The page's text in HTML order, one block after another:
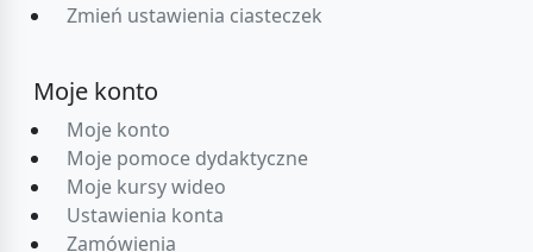
Zmień ustawienia ciasteczek
Moje konto
Moje konto
Moje pomoce dydaktyczne
Moje kursy wideo
Ustawienia konta
Zamówienia